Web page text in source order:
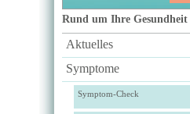
Rund um Ihre Gesundheit
Aktuelles
Symptome
Symptom-Check